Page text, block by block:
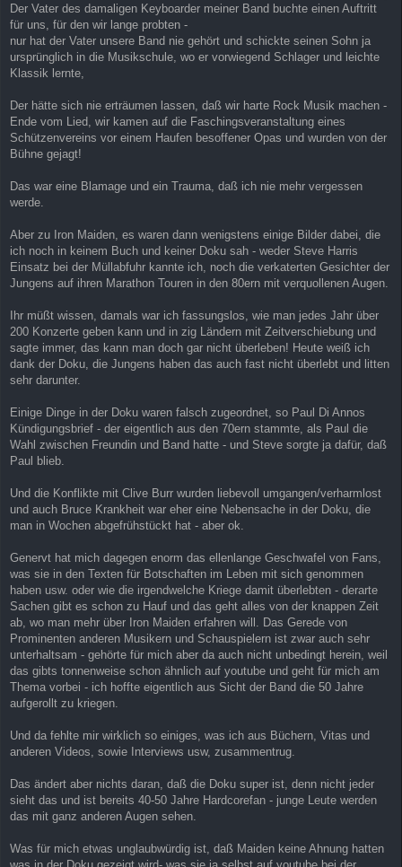
Der Vater des damaligen Keyboarder meiner Band buchte einen Auftritt
für uns, für den wir lange probten -
nur hat der Vater unsere Band nie gehört und schickte seinen Sohn ja
ursprünglich in die Musikschule, wo er vorwiegend Schlager und leichte
Klassik lernte,
Der hätte sich nie erträumen lassen, daß wir harte Rock Musik machen -
Ende vom Lied, wir kamen auf die Faschingsveranstaltung eines
Schützenvereins vor einem Haufen besoffener Opas und wurden von der
Bühne gejagt!
Das war eine Blamage und ein Trauma, daß ich nie mehr vergessen
werde.
Aber zu Iron Maiden, es waren dann wenigstens einige Bilder dabei, die
ich noch in keinem Buch und keiner Doku sah - weder Steve Harris
Einsatz bei der Müllabfuhr kannte ich, noch die verkaterten Gesichter der
Jungens auf ihren Marathon Touren in den 80ern mit verquollenen Augen.
Ihr müßt wissen, damals war ich fassungslos, wie man jedes Jahr über
200 Konzerte geben kann und in zig Ländern mit Zeitverschiebung und
sagte immer, das kann man doch gar nicht überleben! Heute weiß ich
dank der Doku, die Jungens haben das auch fast nicht überlebt und litten
sehr darunter.
Einige Dinge in der Doku waren falsch zugeordnet, so Paul Di Annos
Kündigungsbrief - der eigentlich aus den 70ern stammte, als Paul die
Wahl zwischen Freundin und Band hatte - und Steve sorgte ja dafür, daß
Paul blieb.
Und die Konflikte mit Clive Burr wurden liebevoll umgangen/verharmlost
und auch Bruce Krankheit war eher eine Nebensache in der Doku, die
man in Wochen abgefrühstückt hat - aber ok.
Genervt hat mich dagegen enorm das ellenlange Geschwafel von Fans,
was sie in den Texten für Botschaften im Leben mit sich genommen
haben usw. oder wie die irgendwelche Kriege damit überlebten - derarte
Sachen gibt es schon zu Hauf und das geht alles von der knappen Zeit
ab, wo man mehr über Iron Maiden erfahren will. Das Gerede von
Prominenten anderen Musikern und Schauspielern ist zwar auch sehr
unterhaltsam - gehörte für mich aber da auch nicht unbedingt herein, weil
das gibts tonnenweise schon ähnlich auf youtube und geht für mich am
Thema vorbei - ich hoffte eigentlich aus Sicht der Band die 50 Jahre
aufgerollt zu kriegen.
Und da fehlte mir wirklich so einiges, was ich aus Büchern, Vitas und
anderen Videos, sowie Interviews usw, zusammentrug.
Das ändert aber nichts daran, daß die Doku super ist, denn nicht jeder
sieht das und ist bereits 40-50 Jahre Hardcorefan - junge Leute werden
das mit ganz anderen Augen sehen.
Was für mich etwas unglaubwürdig ist, daß Maiden keine Ahnung hatten